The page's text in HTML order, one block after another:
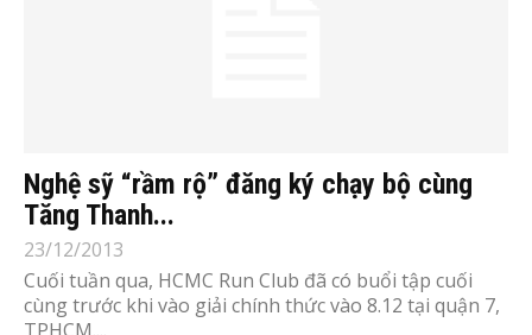
Nghệ sỹ “rầm rộ” đăng ký chạy bộ cùng
Tăng Thanh...
23/12/2013
Cuối tuần qua, HCMC Run Club đã có buổi tập cuối
cùng trước khi vào giải chính thức vào 8.12 tại quận 7,